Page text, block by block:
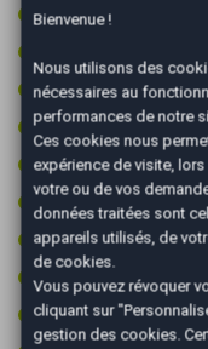
Rétroviseurs
Sièges chauffants
Sièges sport
Start & Stop
Suspension sport
Système d'alerte
Système de
Système de
Bienvenue !
Nous utilisons des
nécessaires au
performances de notre
Ces cookies nous
expérience de visite,
votre ou de vos
données traitées sont
appareils utilisés, de
de cookies.
Vous pouvez révoquer
cliquant sur
gestion des cookies.